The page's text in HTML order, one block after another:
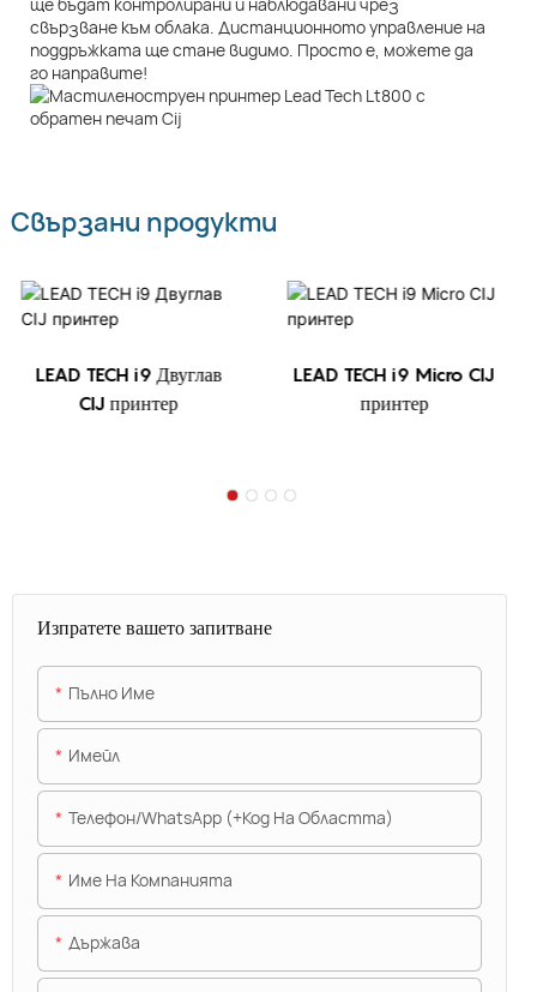
ще бъдат контролирани и наблюдавани чрез
свързване към облака. Дистанционното управление на
поддръжката ще стане видимо. Просто е, можете да
го направите!
Свързани продукти
LEAD TECH i9 Двуглав
CIJ принтер
LEAD TECH i9 Micro CIJ
принтер
Изпратете вашето запитване
Пълно Име
Имейл
Телефон/WhatsApp (+Код На Областта)
Име На Компанията
Държава